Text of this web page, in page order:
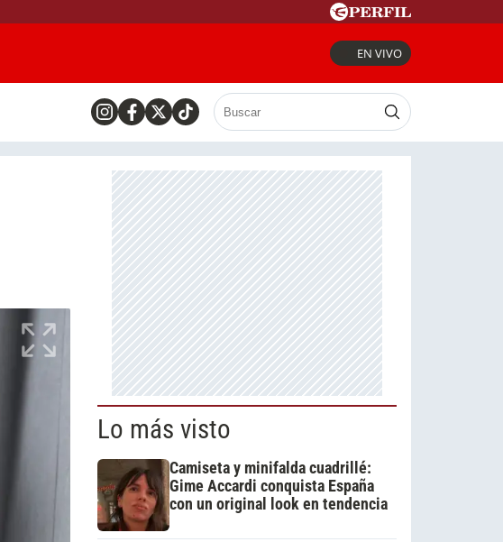
EN VIVO
Lo más visto
Camiseta y minifalda cuadrillé:
Gime Accardi conquista España
con un original look en tendencia